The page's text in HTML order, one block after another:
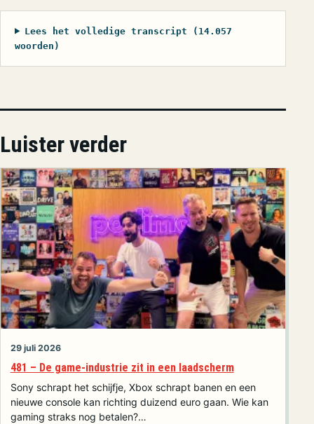
Lees het volledige transcript (14.057
woorden)
Luister verder
29 juli 2026
481 – De game-industrie zit in een laadscherm
Sony schrapt het schijfje, Xbox schrapt banen en een
nieuwe console kan richting duizend euro gaan. Wie kan
gaming straks nog betalen?…